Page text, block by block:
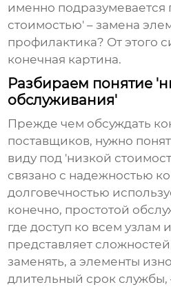
именно подразумевается
стоимостью' – замена
профилактика? От этого
конечная картина.
Разбираем понятие
обслуживания'
Прежде чем обсуждать
поставщиков, нужно
виду под 'низкой
связано с надежностью
долговечностью
конечно, простотой
где доступ ко всем узлам
представляет
заменять, а элементы
длительный срок службы,